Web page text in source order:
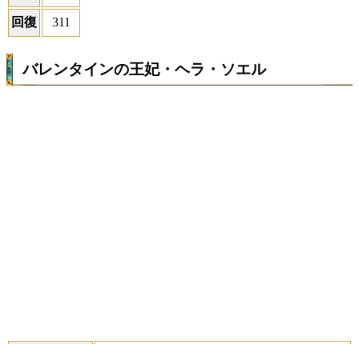
回復 311
バレンタインの王妃・ヘラ・ソエル